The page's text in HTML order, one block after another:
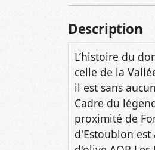
L’histoire du
celle de la
il est sans
Cadre du
proximité de
d'Estoublon
d'olive AOP
tannique, issus